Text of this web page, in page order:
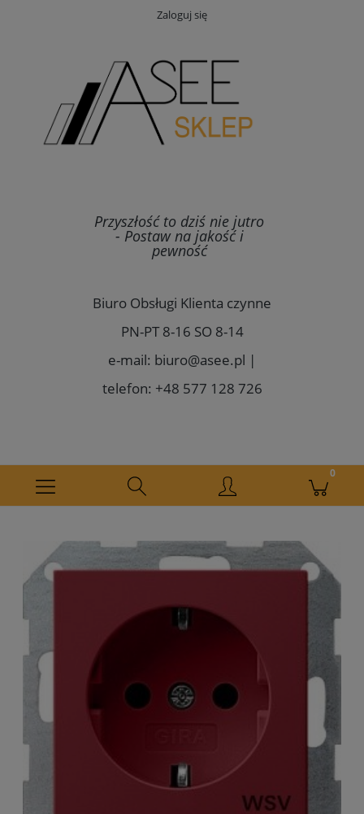
Zaloguj się
Przyszłość to dziś nie jutro
- Postaw na jakość i
pewność
Biuro Obsługi Klienta czynne
PN-PT 8-16 SO 8-14
e-mail: biuro@asee.pl |
telefon: +48 577 128 726